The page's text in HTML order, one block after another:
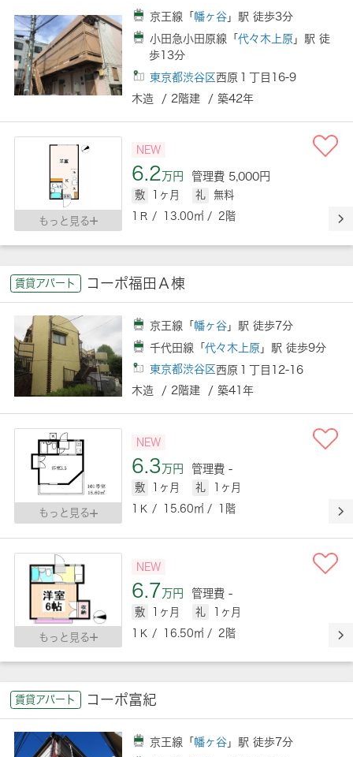
京王線「 幡ヶ谷 」駅 徒歩3分
小田急小田原線「代々木上原 」駅 徒
歩13分
東京都渋谷区西原１丁目16-9
木造 / 2階建 / 築42年
もっと見る
NEW
6.2万円 管理費 5,000円
敷 1ヶ月 礼
無料
1Ｒ / 13.00㎡ / 2階
賃貸アパート コーポ福田Ａ棟
京王線「 幡ヶ谷 」駅 徒歩7分
千代田線「代々木上原 」駅 徒歩9分
東京都渋谷区西原１丁目12-16
木造 / 2階建 / 築41年
もっと見る
NEW
6.3万円 管理費 -
敷 1ヶ月 礼
1ヶ月
1Ｋ / 15.60㎡ / 1階
もっと見る
NEW
6.7万円 管理費 -
敷 1ヶ月 礼
1ヶ月
1Ｋ / 16.50㎡ / 2階
賃貸アパート コーポ富紀
京王線「 幡ヶ谷 」駅 徒歩7分